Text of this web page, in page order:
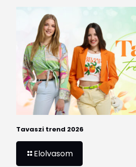
Tavaszi trend 2026
Elolvasom